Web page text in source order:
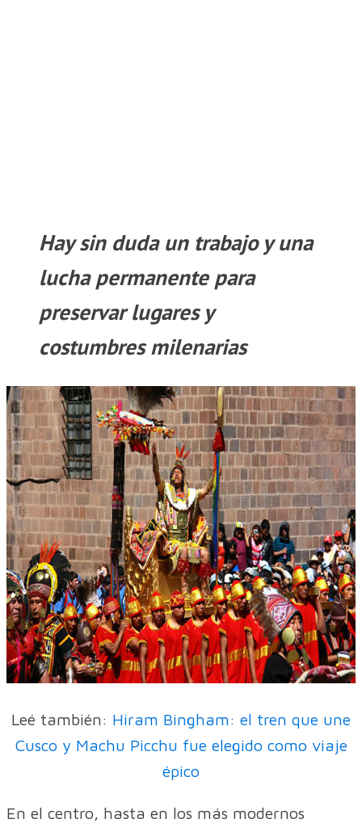
Hay sin duda un trabajo y una
lucha permanente para
preservar lugares y
costumbres milenarias
Leé también: Hiram Bingham: el tren que une
Cusco y Machu Picchu fue elegido como viaje
épico
En el centro, hasta en los más modernos